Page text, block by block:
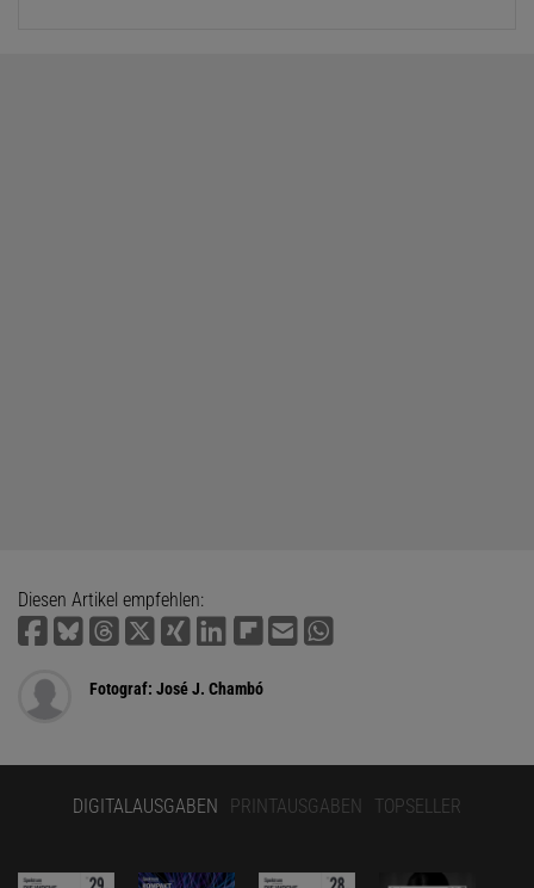
Diesen Artikel empfehlen:
Fotograf: José J. Chambó
DIGITALAUSGABEN PRINTAUSGABEN TOPSELLER